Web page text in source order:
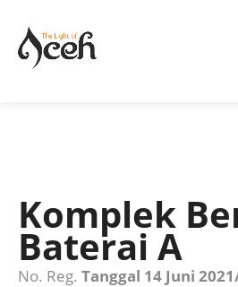
Komplek
Baterai A
No. Reg. Tanggal 14 Juni